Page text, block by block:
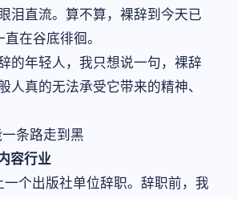
泪直流。算不算，裸辞到今天已
在谷底徘徊。
的年轻人，我只想说一句，裸辞
人真的无法承受它带来的精神、
条路走到黑
容行业
个出版社单位辞职。辞职前，我